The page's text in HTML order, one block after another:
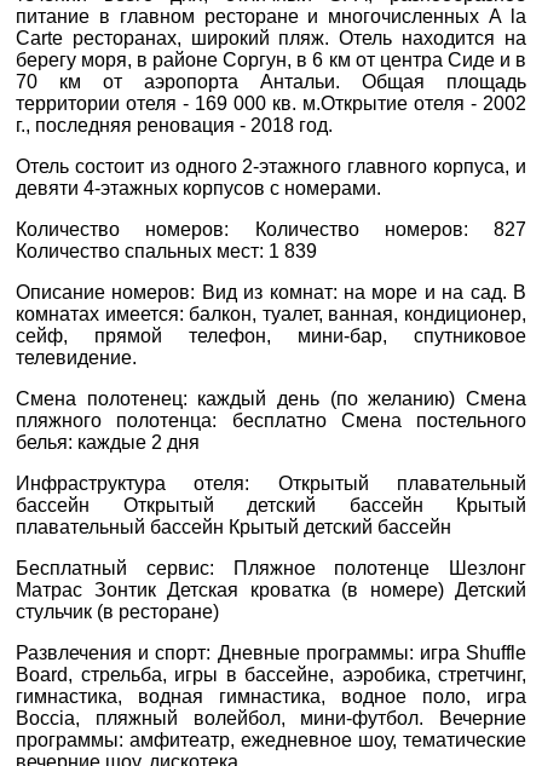
Запоріжжя
пр. Соборний 216
+38 (067) 180-32-43,
+38 (099) 180-32-43
0800 33 01 80
Пн. - Пт. 9:00 - 18:00
Сб 10:00 - 15:00
Харків
вул. Сумська 77/79
+38 (099) 180-32-43,
+38 (093) 180-32-43,
kh_city@aventour.ua
Пн. - Пт. 9:00 - 18:00
Сб 10:00 - 15:00
питание в главном ресторане и многочисленных A la
Carte ресторанах, широкий пляж. Отель находится на
берегу моря, в районе Соргун, в 6 км от центра Сиде и в
70 км от аэропорта Антальи. Общая площадь
территории отеля - 169 000 кв. м. ​Открытие отеля - 2002
г., последняя реновация - 2018 год.
Отель состоит из одного 2-этажного главного корпуса, и
девяти 4-этажных корпусов с номерами.
Количество номеров: Количество номеров: 827
Количество спальных мест: 1 839
Описание номеров: Вид из комнат: на море и на сад. В
комнатах имеется: балкон, туалет, ванная, кондиционер,
сейф, прямой телефон, мини-бар, спутниковое
телевидение.
Смена полотенец: каждый день (по желанию) Смена
пляжного полотенца: бесплатно Смена постельного
белья: каждые 2 дня
Инфраструктура отеля: Открытый плавательный
бассейн Открытый детский бассейн Крытый
плавательный бассейн Крытый детский бассейн
Бесплатный сервис: Пляжное полотенце Шезлонг
Матрас Зонтик Детская кроватка (в номере) Детский
стульчик (в ресторане)
Развлечения и спорт: Дневные программы: игра Shuffle
Board, стрельба, игры в бассейне, аэробика, стретчинг,
гимнастика, водная гимнастика, водное поло, игра
Boccia, пляжный волейбол, мини-футбол. Вечерние
программы: амфитеатр, ежедневнoe шоу, тематические
вечерние шоу, дискотека.
×
*ВАШЕ ІМ'Я
ТЕЛЕФОН
ДЕ ПРОЖИВАЄТЕ
ПРИМІТКИ
*поля обов'язкові для
заповнення